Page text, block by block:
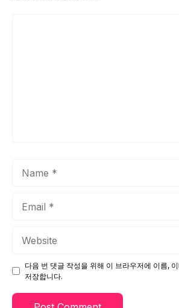
다음 번 댓글 작성을 위해 이 브라우저에 이름,
저장합니다.